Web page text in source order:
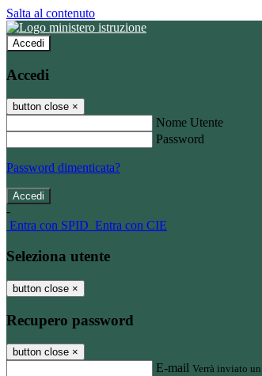
Salta al contenuto
Accedi
Accedi
button close ×
Nome Utente
Password
Password dimenticata?
-
Entra con SPID Entra con CIE
Seleziona utente
button close ×
Recupero password
button close ×
E-mail Verrà inviato